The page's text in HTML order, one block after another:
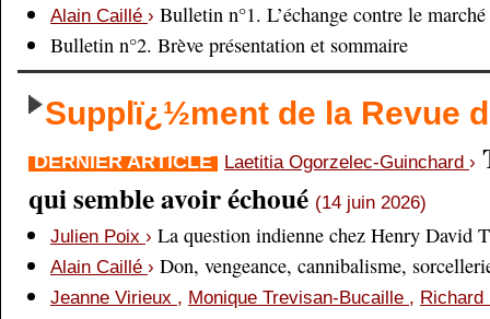
Alain Caillé › Bulletin n°1. L’échange contre le marché
Bulletin n°2. Brève présentation et sommaire
Supplï¿½ment de la Revue
DERNIER ARTICLE Laetitia Ogorzelec-Guinchard ›
qui semble avoir échoué (14 juin 2026)
Julien Poix › La question indienne chez Henry David
Alain Caillé › Don, vengeance, cannibalisme,
Jeanne Virieux , Monique Trevisan-Bucaille ,